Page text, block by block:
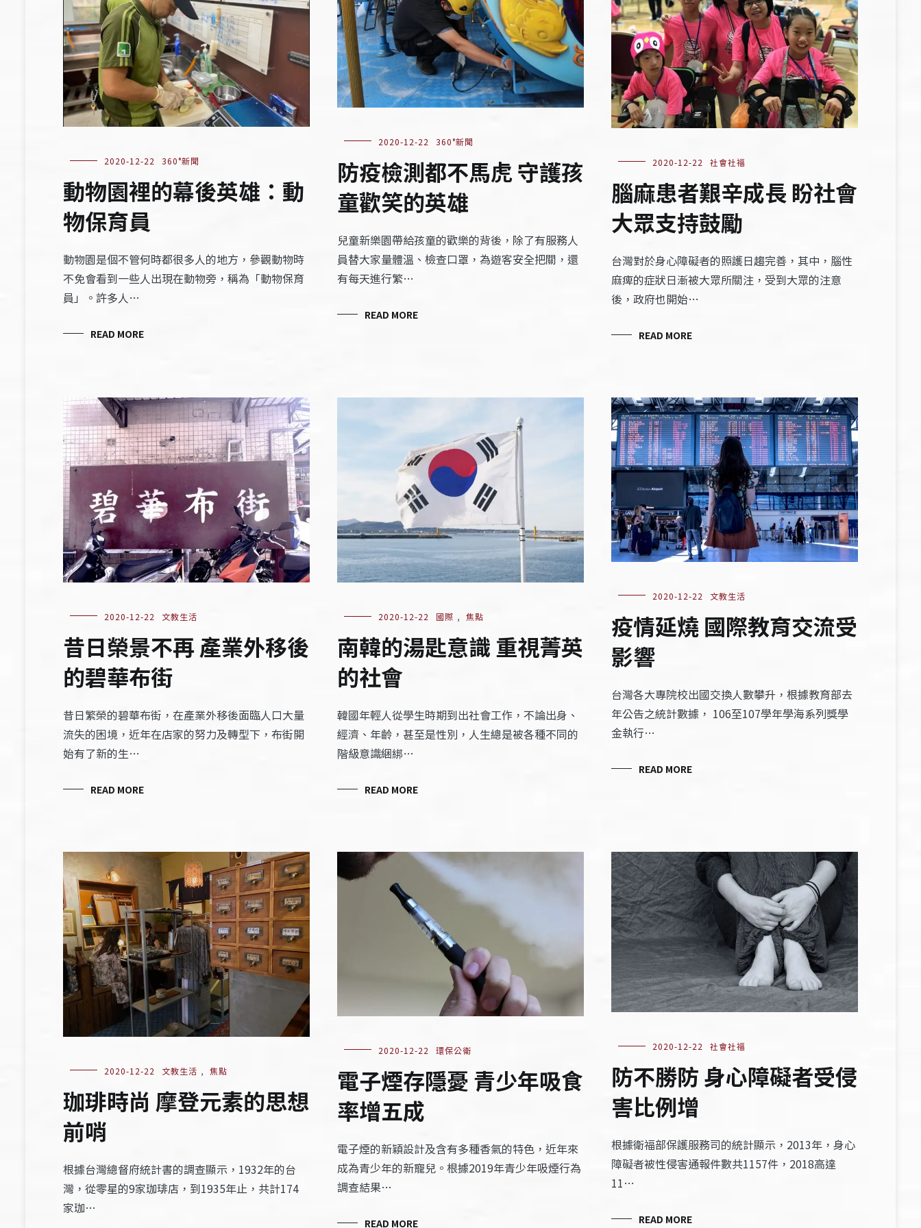
2020-12-22 360°新聞
動物園裡的幕後英雄：動
物保育員
動物園是個不管何時都很多人的地方，參觀動物時
不免會看到一些人出現在動物旁，稱為「動物保育
員」。許多人…
READ MORE
2020-12-22 360°新聞
防疫檢測都不馬虎 守護孩
童歡笑的英雄
兒童新樂園帶給孩童的歡樂的背後，除了有服務人
員替大家量體溫、檢查口罩，為遊客安全把關，還
有每天進行繁…
READ MORE
2020-12-22 社會社福
腦麻患者艱辛成長 盼社會
大眾支持鼓勵
台灣對於身心障礙者的照護日趨完善，其中，腦性
麻痺的症狀日漸被大眾所關注，受到大眾的注意
後，政府也開始…
READ MORE
2020-12-22 文教生活
昔日榮景不再 產業外移後
的碧華布街
昔日繁榮的碧華布街，在產業外移後面臨人口大量
流失的困境，近年在店家的努力及轉型下，布街開
始有了新的生…
READ MORE
2020-12-22 國際 , 焦點
南韓的湯匙意識 重視菁英
的社會
韓國年輕人從學生時期到出社會工作，不論出身、
經濟、年齡，甚至是性別，人生總是被各種不同的
階級意識綑綁…
READ MORE
2020-12-22 文教生活
疫情延燒 國際教育交流受
影響
台灣各大專院校出國交換人數攀升，根據教育部去
年公告之統計數據， 106至107學年學海系列獎學
金執行…
READ MORE
2020-12-22 文教生活 , 焦點
珈琲時尚 摩登元素的思想
前哨
根據台灣總督府統計書的調查顯示，1932年的台
灣，從零星的9家珈琲店，到1935年止，共計174
家珈…
2020-12-22 環保公衛
電子煙存隱憂 青少年吸食
率增五成
電子煙的新穎設計及含有多種香氣的特色，近年來
成為青少年的新寵兒。根據2019年青少年吸煙行為
調查結果…
READ MORE
2020-12-22 社會社福
防不勝防 身心障礙者受侵
害比例增
根據衛福部保護服務司的統計顯示，2013年，身心
障礙者被性侵害通報件數共1157件，2018高達
11…
READ MORE